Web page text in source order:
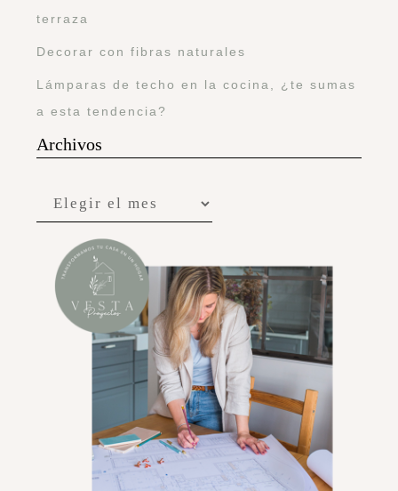
terraza
Decorar con fibras naturales
Lámparas de techo en la cocina, ¿te sumas
a esta tendencia?
Archivos